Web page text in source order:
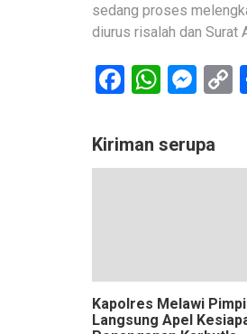
sedang proses
diurus risalah dan Surat
Facebook
Kiriman serupa
Kapolres Melawi
Langsung Apel